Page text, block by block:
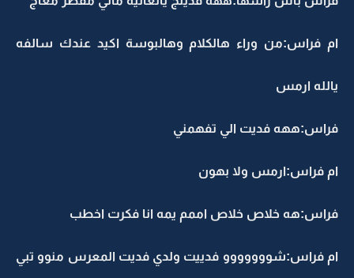
ام فراس:من وراء هالكلام وهالبوسة اكيد عندك سالفه
يالله ارمس
فراس:ههه فديت الي تفهمني
ام فراس:ارمس ولا بهون
فراس:هه خلاص خلاص اممم يمه انا فكرت اخطب
ام فراس:شووووووو فدييت ولدي فديت المعرس منوو تبي